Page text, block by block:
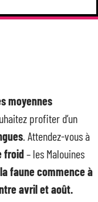
moyennes
profiter d’un
. Attendez-vous à
froid– les Malouines
faune commence à
avril et août.